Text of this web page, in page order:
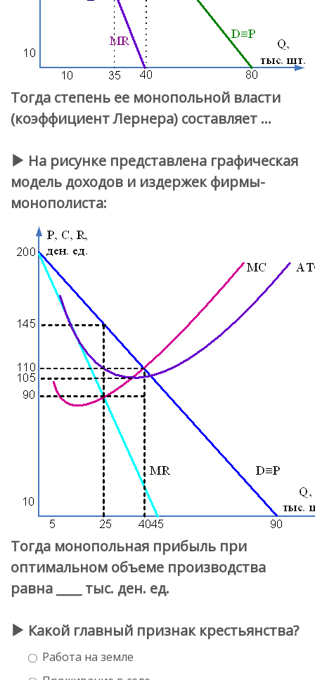
Тогда степень ее монопольной власти
(коэффициент Лернера) составляет …
На рисунке представлена графическая
модель доходов и издержек фирмы-
монополиста:
Тогда монопольная прибыль при
оптимальном объеме производства
равна ____ тыс. ден. ед.
Какой главный признак крестьянства?
Работа на земле